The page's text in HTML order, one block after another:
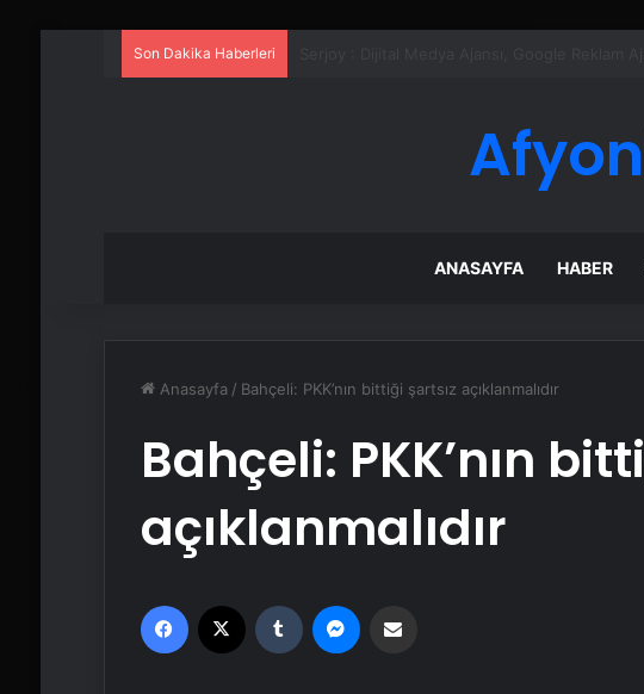
Son Dakika Haberleri
ANASAYFA HABER
Anasayfa / Bahçeli: PKK’nın bittiği şartsız açıklanmalıdır
Bahçeli: PKK’nın
açıklanmalıdır
Facebook Tumblr